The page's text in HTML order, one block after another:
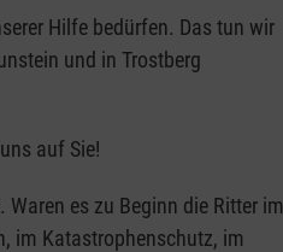
Hilfe bedürfen. Das tun wir
und in Trostberg
auf Sie!
es zu Beginn die Ritter im
im Katastrophenschutz, im